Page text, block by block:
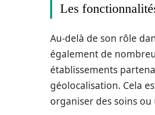
Les
Au-delà de son rôle
également de
établissements
géolocalisation. Cela
organiser des soins